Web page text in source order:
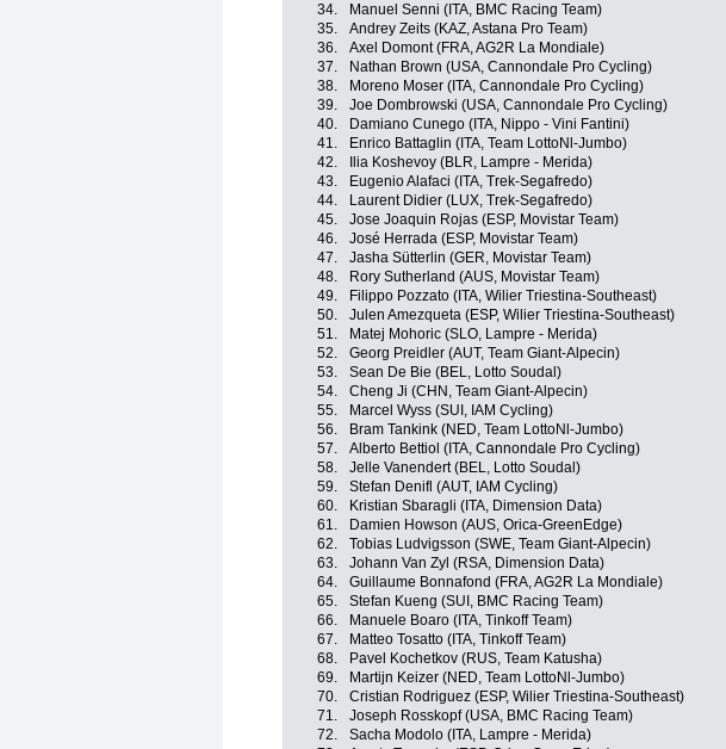
34.
Manuel Senni (ITA, BMC Racing Team)
35.
Andrey Zeits (KAZ, Astana Pro Team)
36.
Axel Domont (FRA, AG2R La Mondiale)
37.
Nathan Brown (USA, Cannondale Pro Cycling)
38.
Moreno Moser (ITA, Cannondale Pro Cycling)
39.
Joe Dombrowski (USA, Cannondale Pro Cycling)
40.
Damiano Cunego (ITA, Nippo - Vini Fantini)
41.
Enrico Battaglin (ITA, Team LottoNl-Jumbo)
42.
Ilia Koshevoy (BLR, Lampre - Merida)
43.
Eugenio Alafaci (ITA, Trek-Segafredo)
44.
Laurent Didier (LUX, Trek-Segafredo)
45.
Jose Joaquin Rojas (ESP, Movistar Team)
46.
José Herrada (ESP, Movistar Team)
47.
Jasha Sütterlin (GER, Movistar Team)
48.
Rory Sutherland (AUS, Movistar Team)
49.
Filippo Pozzato (ITA, Wilier Triestina-Southeast)
50.
Julen Amezqueta (ESP, Wilier Triestina-Southeast)
51.
Matej Mohoric (SLO, Lampre - Merida)
52.
Georg Preidler (AUT, Team Giant-Alpecin)
53.
Sean De Bie (BEL, Lotto Soudal)
54.
Cheng Ji (CHN, Team Giant-Alpecin)
55.
Marcel Wyss (SUI, IAM Cycling)
56.
Bram Tankink (NED, Team LottoNl-Jumbo)
57.
Alberto Bettiol (ITA, Cannondale Pro Cycling)
58.
Jelle Vanendert (BEL, Lotto Soudal)
59.
Stefan Denifl (AUT, IAM Cycling)
60.
Kristian Sbaragli (ITA, Dimension Data)
61.
Damien Howson (AUS, Orica-GreenEdge)
62.
Tobias Ludvigsson (SWE, Team Giant-Alpecin)
63.
Johann Van Zyl (RSA, Dimension Data)
64.
Guillaume Bonnafond (FRA, AG2R La Mondiale)
65.
Stefan Kueng (SUI, BMC Racing Team)
66.
Manuele Boaro (ITA, Tinkoff Team)
67.
Matteo Tosatto (ITA, Tinkoff Team)
68.
Pavel Kochetkov (RUS, Team Katusha)
69.
Martijn Keizer (NED, Team LottoNl-Jumbo)
70.
Cristian Rodriguez (ESP, Wilier Triestina-Southeast)
71.
Joseph Rosskopf (USA, BMC Racing Team)
72.
Sacha Modolo (ITA, Lampre - Merida)